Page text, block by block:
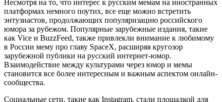
Несмотря на то, что интерес к русским мемам на иностранных
платформах немного поутих, все еще можно встретить
энтузиастов, продолжающих популяризацию российского
юмора за рубежом. Популярные зарубежные издания, такие
как Vice и BuzzFeed, также привлекли внимание к любимому
в России мему про главу SpaceX, расширяя кругозор
зарубежной публики на русский интернет-юмор.
Взаимодействие между культурами через юмор и мемы
становится все более интересным и важным аспектом онлайн-
сообщества.
Социальные сети, такие как Instagram, стали площадкой для